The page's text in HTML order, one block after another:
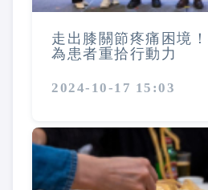
走出膝關節疼痛困境
為患者重拾行動力
2024-10-17 15:03